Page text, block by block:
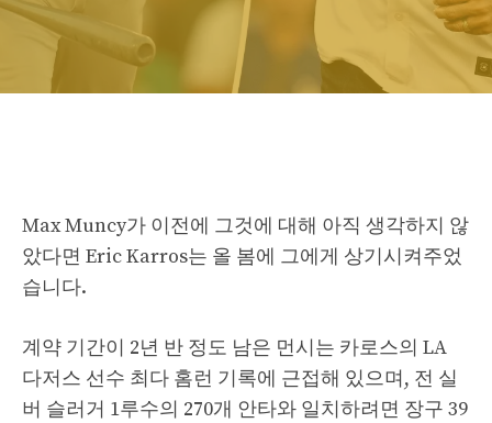
Max Muncy가 이전에 그것에 대해 아직 생각하지 않
았다면 Eric Karros는 올 봄에 그에게 상기시켜주었
습니다.
계약 기간이 2년 반 정도 남은 먼시는 카로스의 LA
다저스 선수 최다 홈런 기록에 근접해 있으며, 전 실
버 슬러거 1루수의 270개 안타와 일치하려면 장구 39